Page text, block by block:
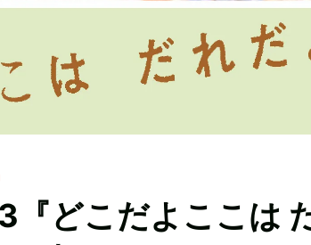
『どこだよここは